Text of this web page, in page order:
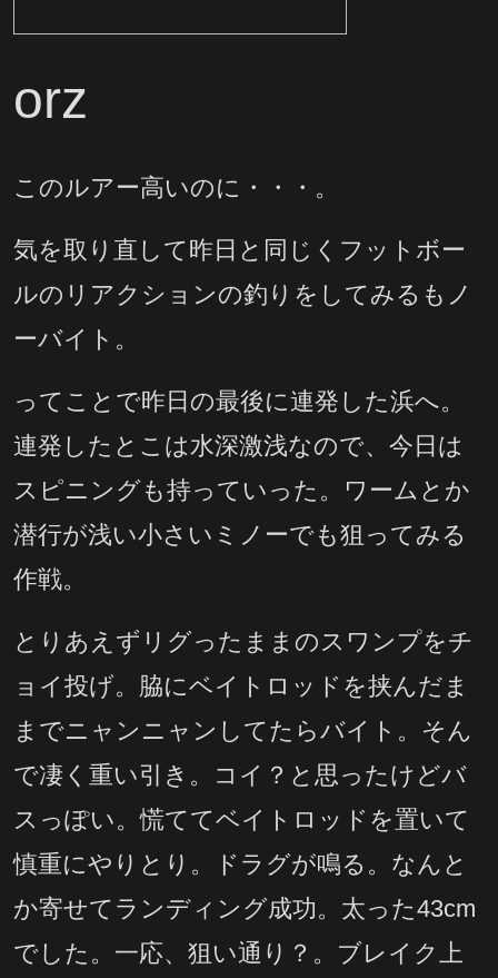
orz
このルアー高いのに・・・。
気を取り直して昨日と同じくフットボー
ルのリアクションの釣りをしてみるもノ
ーバイト。
ってことで昨日の最後に連発した浜へ。
連発したとこは水深激浅なので、今日は
スピニングも持っていった。ワームとか
潜行が浅い小さいミノーでも狙ってみる
作戦。
とりあえずリグったままのスワンプをチ
ョイ投げ。脇にベイトロッドを挟んだま
までニャンニャンしてたらバイト。そん
で凄く重い引き。コイ？と思ったけどバ
スっぽい。慌ててベイトロッドを置いて
慎重にやりとり。ドラグが鳴る。なんと
か寄せてランディング成功。太った43cm
でした。一応、狙い通り？。ブレイク上